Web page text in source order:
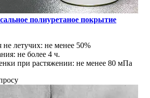
полиуретаное покрытие
не летучих: не менее 50%
не более 4 ч.
при растяжении: не менее 80 мПа